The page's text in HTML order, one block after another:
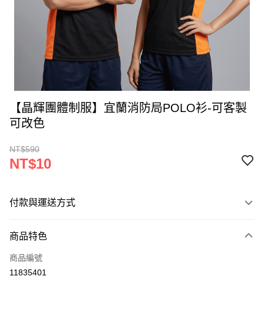
【晶輝團體制服】宜蘭消防局POLO衫-可客製
可改色
NT$590
NT$10
付款與運送方式
信用卡一次付款
運送方式
商品特色
商品編號
11835401